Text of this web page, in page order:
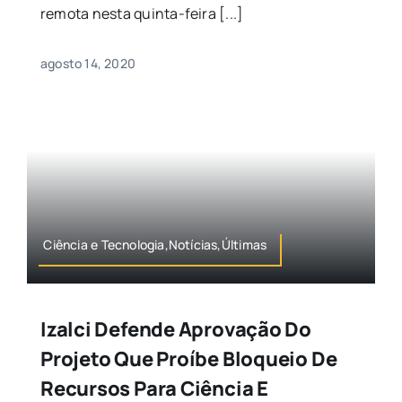
remota nesta quinta-feira [...]
agosto 14, 2020
Ciência e Tecnologia,Notícias,Últimas
Izalci Defende Aprovação Do
Projeto Que Proíbe Bloqueio De
Recursos Para Ciência E